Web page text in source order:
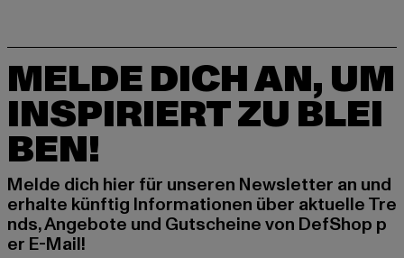
MELDE DICH AN, UM
INSPIRIERT ZU BLEI
BEN!
Melde dich hier für unseren Newsletter an und
erhalte künftig Informationen über aktuelle Tre
nds, Angebote und Gutscheine von DefShop p
er E-Mail!